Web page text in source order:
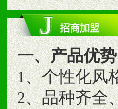
一、产品优势
1、个性化风
2、品种齐全